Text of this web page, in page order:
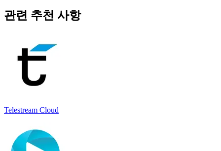
관련 추천 사항
Telestream Cloud